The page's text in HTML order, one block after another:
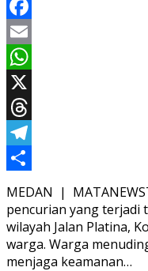
Facebook
Email
WhatsApp
X
Threads
Telegram
Share
MEDAN |
pencurian yang terjadi
wilayah Jalan Platina,
warga. Warga
menjaga keamanan…